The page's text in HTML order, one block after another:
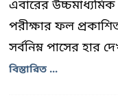
এবারের
পরীক্ষার ফল
সর্বনিম্ন পাসের হার
বিস্তারিত ...